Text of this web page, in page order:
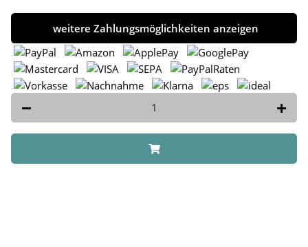
weitere Zahlungsmöglichkeiten anzeigen